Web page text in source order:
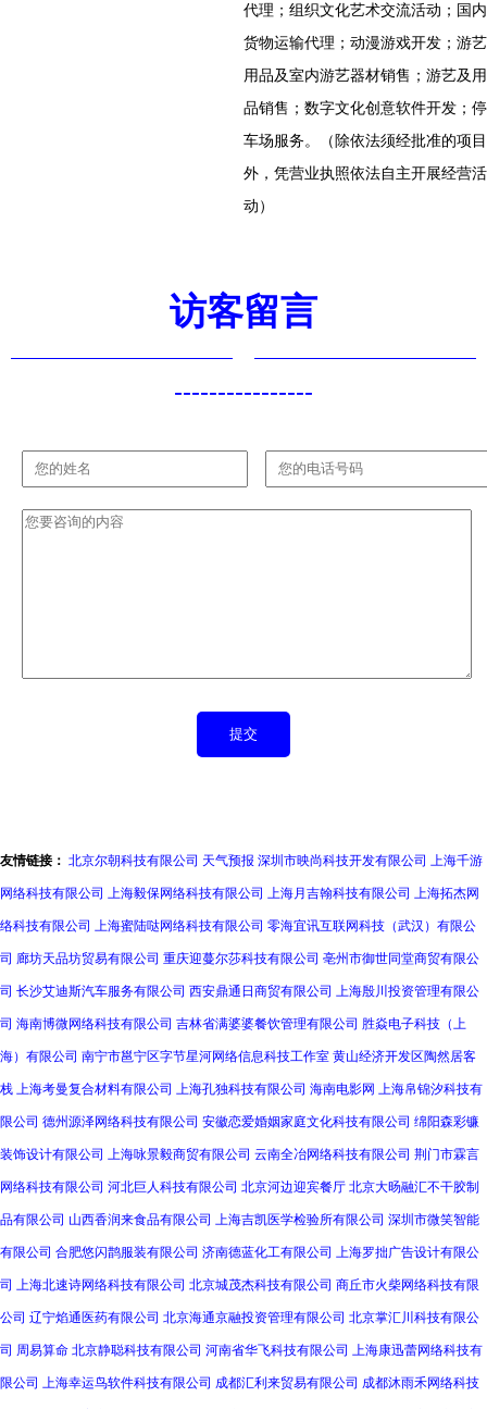
代理；组织文化艺术交流活动；国内
货物运输代理；动漫游戏开发；游艺
用品及室内游艺器材销售；游艺及用
品销售；数字文化创意软件开发；停
车场服务。（除依法须经批准的项目
外，凭营业执照依法自主开展经营活
动）
访客留言
----------------
友情链接： 北京尔朝科技有限公司 天气预报 深圳市映尚科技开发有限公司 上海千游
网络科技有限公司 上海毅保网络科技有限公司 上海月吉翰科技有限公司 上海拓杰网
络科技有限公司 上海蜜陆哒网络科技有限公司 零海宜讯互联网科技（武汉）有限公
司 廊坊天品坊贸易有限公司 重庆迎蔓尔莎科技有限公司 亳州市御世同堂商贸有限公
司 长沙艾迪斯汽车服务有限公司 西安鼎通日商贸有限公司 上海殷川投资管理有限公
司 海南博微网络科技有限公司 吉林省满婆婆餐饮管理有限公司 胜焱电子科技（上
海）有限公司 南宁市邕宁区字节星河网络信息科技工作室 黄山经济开发区陶然居客
栈 上海考曼复合材料有限公司 上海孔独科技有限公司 海南电影网 上海帛锦汐科技有
限公司 德州源泽网络科技有限公司 安徽恋爱婚姻家庭文化科技有限公司 绵阳森彩镰
装饰设计有限公司 上海咏景毅商贸有限公司 云南全冶网络科技有限公司 荆门市霖言
网络科技有限公司 河北巨人科技有限公司 北京河边迎宾餐厅 北京大旸融汇不干胶制
品有限公司 山西香润来食品有限公司 上海吉凯医学检验所有限公司 深圳市微笑智能
有限公司 合肥悠闪鹊服装有限公司 济南德蓝化工有限公司 上海罗拙广告设计有限公
司 上海北速诗网络科技有限公司 北京城茂杰科技有限公司 商丘市火柴网络科技有限
公司 辽宁焰通医药有限公司 北京海通京融投资管理有限公司 北京掌汇川科技有限公
司 周易算命 北京静聪科技有限公司 河南省华飞科技有限公司 上海康迅蕾网络科技有
限公司 上海幸运鸟软件科技有限公司 成都汇利来贸易有限公司 成都沐雨禾网络科技